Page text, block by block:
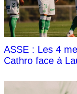
ASSE : Les 4
Cathro face à